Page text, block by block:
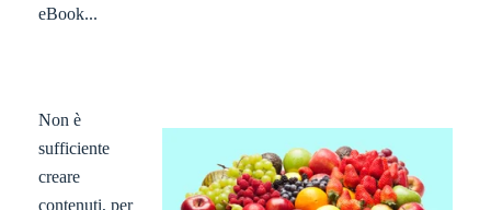
eBook...
Non è
sufficiente
creare
contenuti, per